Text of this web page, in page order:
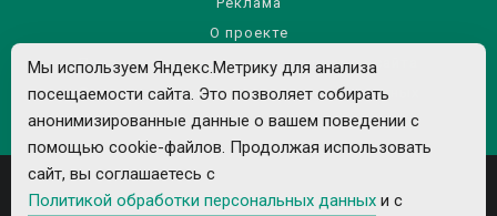
О проекте
Правила использования материалов сайта
Политика обработки персональных данных
Мы используем Яндекс.Метрику для анализа
посещаемости сайта. Это позволяет собирать
анонимизированные данные о вашем поведении с
помощью cookie-файлов. Продолжая использовать
сайт, вы соглашаетесь с
Политикой обработки персональных данных и с